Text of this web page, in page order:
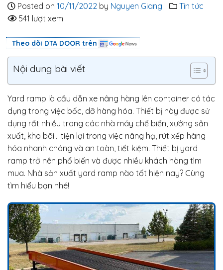
Posted on 10/11/2022 by Nguyen Giang
Tin tức
541 lượt xem
Theo dõi DTA DOOR trên
Nội dung bài viết
Yard ramp là cầu dẫn xe nâng hàng lên container có tác
dụng trong việc bốc, dỡ hàng hóa. Thiết bị này được sử
dụng rất nhiều trong các nhà máy chế biến, xưởng sản
xuất, kho bãi… tiện lợi trong việc nâng hạ, rút xếp hàng
hóa nhanh chóng và an toàn, tiết kiệm. Thiết bị yard
ramp trở nên phổ biến và được nhiều khách hàng tìm
mua. Nhà sản xuất yard ramp nào tốt hiện nay? Cùng
tìm hiểu bạn nhé!